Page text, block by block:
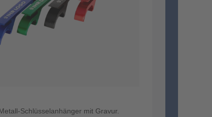
Schlüsselanhänger mit Gravur.